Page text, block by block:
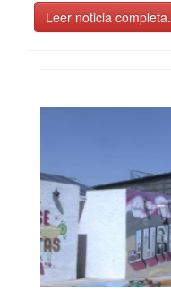
Leer noticia completa.